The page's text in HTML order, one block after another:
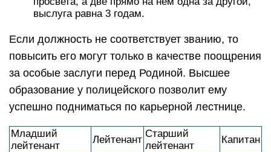
выслуга равна 3 годам.
Если должность не соответствует званию, то
повысить его могут только в качестве поощрения
за особые заслуги перед Родиной. Высшее
образование у полицейского позволит ему
успешно подниматься по карьерной лестнице.
Младший
лейтенант
Лейтенант
Старший
лейтенант
Капитан